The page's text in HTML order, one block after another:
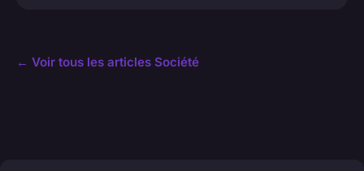
← Voir tous les articles Société